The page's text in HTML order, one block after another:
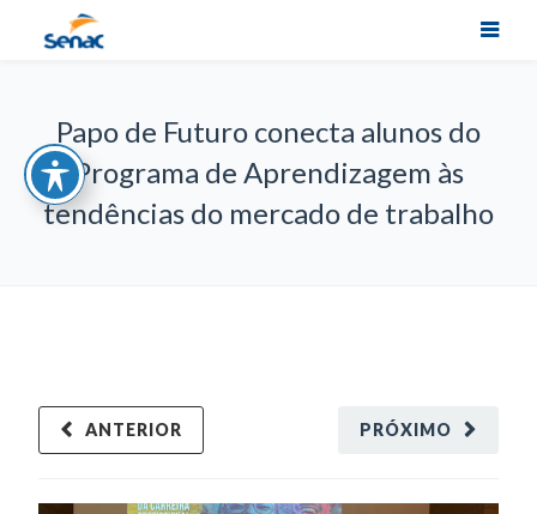
Papo de Futuro conecta alunos do
Programa de Aprendizagem às
tendências do mercado de trabalho
PRÓXIMO
ANTERIOR